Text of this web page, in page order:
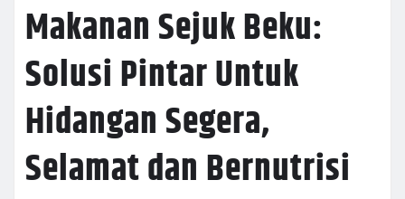
Makanan Sejuk Beku:
Solusi Pintar Untuk
Hidangan Segera,
Selamat dan Bernutrisi